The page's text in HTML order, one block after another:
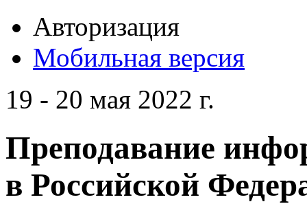
Авторизация
Мобильная версия
19 - 20 мая 2022 г.
Преподавание
в Российской